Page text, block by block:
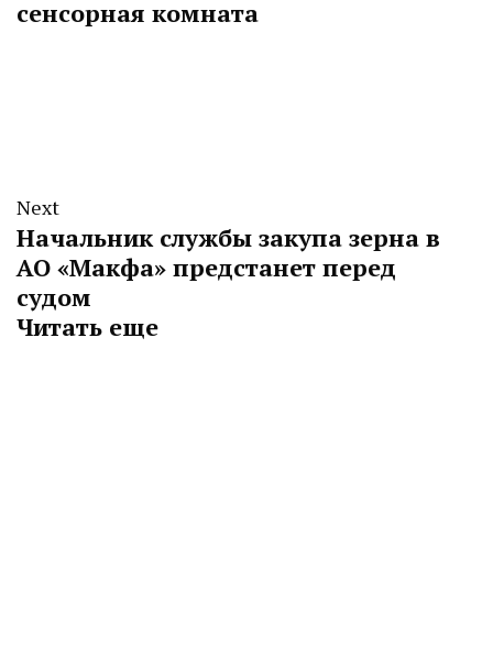
сенсорная комната
Next
Начальник службы закупа зерна в
АО «Макфа» предстанет перед
судом
Читать еще